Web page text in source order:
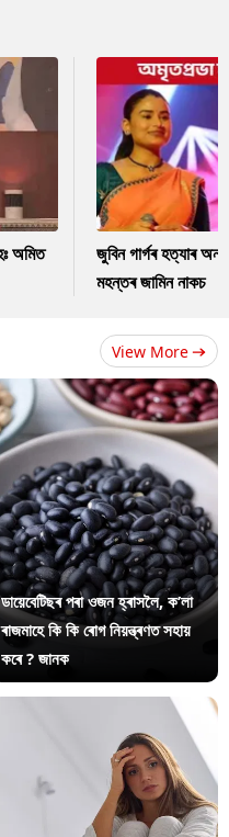
অমিত
জুবিন গাৰ্গৰ হত্যাৰ
মহন্তৰ জামিন নাকচ
View More
ডায়েবেটিছৰ পৰা ওজন হ্ৰাসলৈ, ক’লা
ৰাজমাহে কি কি ৰোগ নিয়ন্ত্ৰণত সহায়
কৰে ? জানক